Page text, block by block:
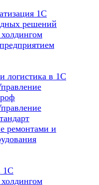
1С
решений
логистика в 1С
ремонтами и
1С